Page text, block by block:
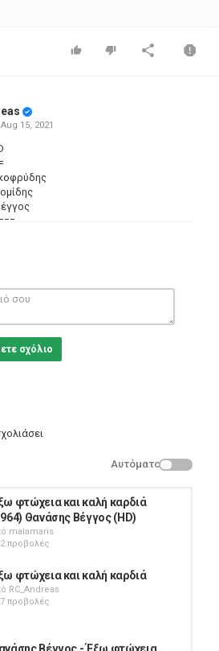
Aug 15, 2021
σχόλιο
Αυτόματο
φτώχεια και καλή καρδιά
Θανάσης Βέγγος (HD)
malamaris
προβολές
φτώχεια και καλή καρδιά
RC_Andreas
προβολές
Βέγγος - Έξω φτώχεια